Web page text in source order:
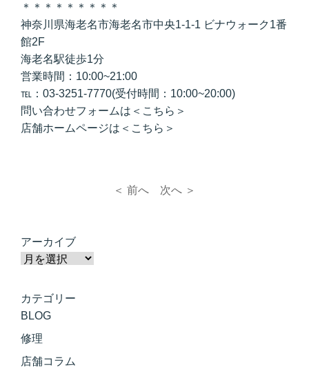
＊＊＊＊＊＊＊＊＊
神奈川県海老名市海老名市中央1-1-1 ビナウォーク1番
館2F
海老名駅徒歩1分
営業時間：10:00~21:00
℡：03-3251-7770(受付時間：10:00~20:00)
問い合わせフォームは ＜こちら＞
店舗ホームページは ＜こちら＞
＜ 前へ 次へ ＞
アーカイブ
カテゴリー
BLOG
修理
店舗コラム